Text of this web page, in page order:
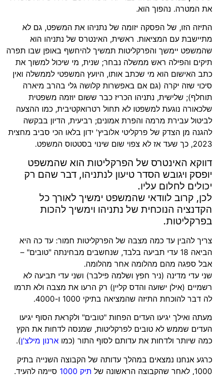
את המטרה. נהפוך הוא.
התיזה הזו, של הפסקה יזומה של נתניהו את המשפט, גם לא
מתיישבת עם המציאות. ראשית, האינטרס של נתניהו הוא
שהמשפט יימשך והפרקליטות תמשיך להיחשף באופן שבו תפרה
תיקים והפילה ראש ממשלה נבחר; שנית, מי שיכול למשוך את
כתב האישום הוא מי שכתב אותו, היועץ המשפטי לממשלה ואין
סיכוי שזה יקרה (גם אם באפשרות קלושה גלי בהרב מיארה
תוחלף); שלישית, נתניהו הכריז כבר ששום יוזמה משפטית
שלכאורה נוגעת למשפטו לא תחול רטרואקטיבית, כמו ההצעה
לביטול עבירת מרמה והפרת אמונים; רביעית, הדיון בבקשה
להגנה מן הצדק של פרקליטי אלוביץ' ידון בלאו הכי סביב מחצית
2023, כך שעד אז לא צפוי שום שינוי בסטטוס המשפט.
דווקא האינטרס של הפרקליטות הוא שהמשפט
יופסק ויגובש הסדר טיעון לנתניהו, דבר שהם רק
יכולים לחלום עליו.
לכן, קרוב לוודאי שהמשפט ימשיך לאורך כל
הקדנציה הנוכחית של נתניהו וימשיך להכות
בפרקליטות.
צריך להבין עד כמה מצבה של הפרקליטות חמור: עד כה היא
הביאה 18 עדי תביעה בלבד, שנחשבים מבחינתה "טובים" –
אבל ספגה מהם מהלומה אחר מהלומה.
שני עדי מדינה (ניר חפץ ושלמה פילבר) ושני עדי תביעה לא
רשמיים (אילן ישועה והדס קליין) רק הרעו את מצבה ולא תרמו
לה דבר להוכחת התיזה שהמציאה בתיקי 1000 ו-4000.
מעתה ואילך יגיעו העדים הפחות "טובים" ולקראת הסוף יגיעו
העדים שממש לא טובים לפרקליטות, שמנסה לדחות את הקץ
כמה שיותר ולדחות את עדותם לסוף התור (כמו ארנון מילצ'ן).
כרגע אנחנו נמצאים במהלך עדותה של הקבוצה השנייה בתיק
1000, לאחר שהקבוצה הראשונה של
תיק 1000 סיימה להעיד.